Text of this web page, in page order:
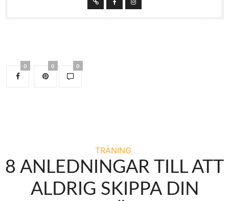
0 0 0
TRÄNING
8 ANLEDNINGAR TILL ATT
ALDRIG SKIPPA DIN